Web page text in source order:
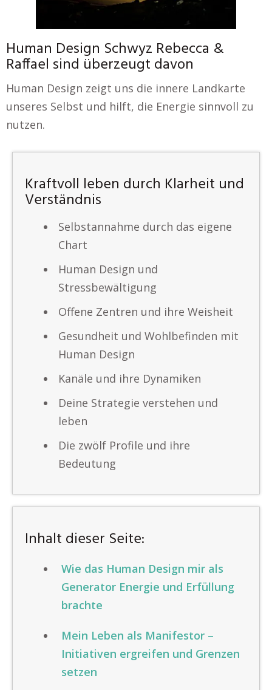
Human Design Schwyz Rebecca &
Raffael sind überzeugt davon
Human Design zeigt uns die innere Landkarte
unseres Selbst und hilft, die Energie sinnvoll zu
nutzen.
Kraftvoll leben durch Klarheit und
Verständnis
Selbstannahme durch das eigene
Chart
Human Design und
Stressbewältigung
Offene Zentren und ihre Weisheit
Gesundheit und Wohlbefinden mit
Human Design
Kanäle und ihre Dynamiken
Deine Strategie verstehen und
leben
Die zwölf Profile und ihre
Bedeutung
Inhalt dieser Seite:
Wie das Human Design mir als
Generator Energie und Erfüllung
brachte
Mein Leben als Manifestor –
Initiativen ergreifen und Grenzen
setzen